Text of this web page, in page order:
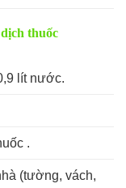
thuốc
lít nước.
.
(tường, vách,